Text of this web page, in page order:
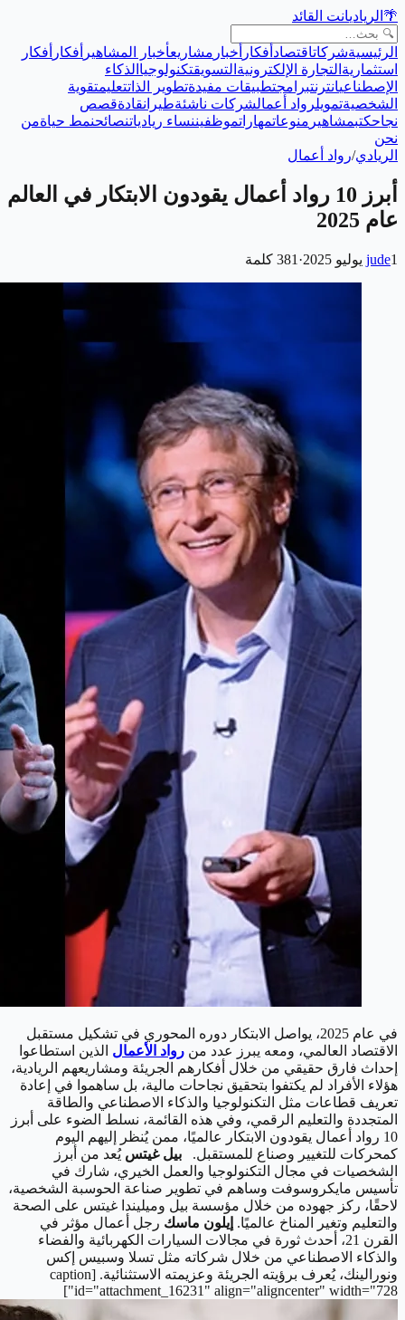
🌴 الرياديانت القائد
الرئيسيةشركاتاقتصاد أفكار أخبار مشاريعأخبار المشاهير أفكار أفكار
استثمارية التجارة الإلكترونية التسويقتكنولوجيا الذكاء
الإصطناعيانترنتبرامجتطبيقات مفيدةتطوير الذاتتعليمتقوية
الشخصيةتمويلرواد أعمالشركات ناشئةطيرانقادةقصص
نجاحكتبمشاهير منوعاتمهاراتموظفيننساء ريادياتنصائحنمط حياةمن
نحن
الريادي/رواد أعمال
أبرز 10 رواد أعمال يقودون الابتكار في العالم
عام 2025
jude1 يوليو 2025 ·
381 كلمة
في عام 2025، يواصل الابتكار دوره المحوري في تشكيل مستقبل
الاقتصاد العالمي، ومعه يبرز عدد من رواد الأعمال الذين استطاعوا
إحداث فارق حقيقي من خلال أفكارهم الجريئة ومشاريعهم الريادية،
هؤلاء الأفراد لم يكتفوا بتحقيق نجاحات مالية، بل ساهموا في إعادة
تعريف قطاعات مثل التكنولوجيا والذكاء الاصطناعي والطاقة
المتجددة والتعليم الرقمي، وفي هذه القائمة، نسلط الضوء على أبرز
10 رواد أعمال يقودون الابتكار عالميًا، ممن يُنظر إليهم اليوم
كمحركات للتغيير وصناع للمستقبل.
بيل غيتس يُعد من أبرز
الشخصيات في مجال التكنولوجيا والعمل الخيري، شارك في
تأسيس مايكروسوفت وساهم في تطوير صناعة الحوسبة الشخصية،
لاحقًا، ركز جهوده من خلال مؤسسة بيل وميليندا غيتس على الصحة
والتعليم وتغير المناخ عالميًا. إيلون ماسك رجل أعمال مؤثر في
القرن 21، أحدث ثورة في مجالات السيارات الكهربائية والفضاء
والذكاء الاصطناعي من خلال شركاته مثل تسلا وسبيس إكس
ونورالينك، يُعرف برؤيته الجريئة وعزيمته الاستثنائية.
[caption
id="attachment_16231" align="aligncenter" width="728"]